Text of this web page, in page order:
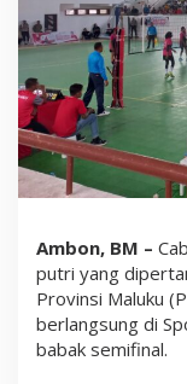
Ambon, BM –
putri yang
Provinsi Maluku
berlangsung di
babak semifinal.